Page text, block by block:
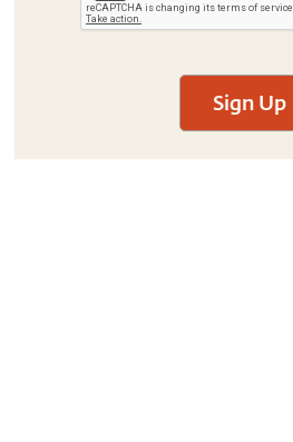
Sign Up